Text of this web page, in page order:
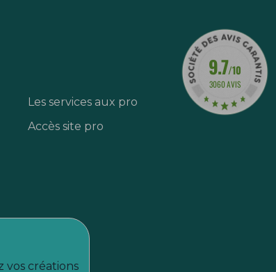
Les services aux pro
Accès site pro
vos créations
9.7/10
3060 AVIS